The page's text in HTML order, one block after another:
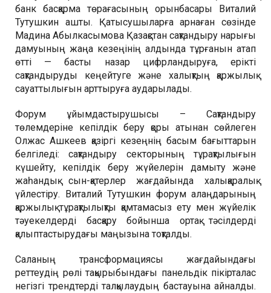
банк басқарма төрағасының орынбасары Виталий
Тутушкин ашты. Қатысушыларға арнаған сөзінде
Мадина Абылкасымова Қазақстан сақтандыру нарығы
дамуының жаңа кезеңінің алдында тұрғанын атап
өтті — басты назар цифрландыруға, ерікті
сақтандыруды кеңейтуге және халықтың қаржылық
сауаттылығын арттыруға аударылады.
Форум ұйымдастырушысы – Сақтандыру
төлемдеріне кепілдік беру қоры атынан сөйлеген
Олжас Ашкеев қазіргі кезеңнің басым бағыттарын
белгіледі: сақтандыру секторының тұрақтылығын
күшейту, кепілдік беру жүйелерін дамыту және
жаһандық сын-қатерлер жағдайында халықаралық
үйлестіру. Виталий Тутушкин форум алаңдарының
қаржылық тұрақтылықты қамтамасыз ету мен жүйелік
тәуекелдерді басқару бойынша ортақ тәсілдерді
қалыптастырудағы маңызына тоқталды.
Саланың трансформациясы жағдайындағы
реттеудің рөлі тақырыбындағы панельдік пікірталас
негізгі трендтерді талқылаудың бастауына айналды.